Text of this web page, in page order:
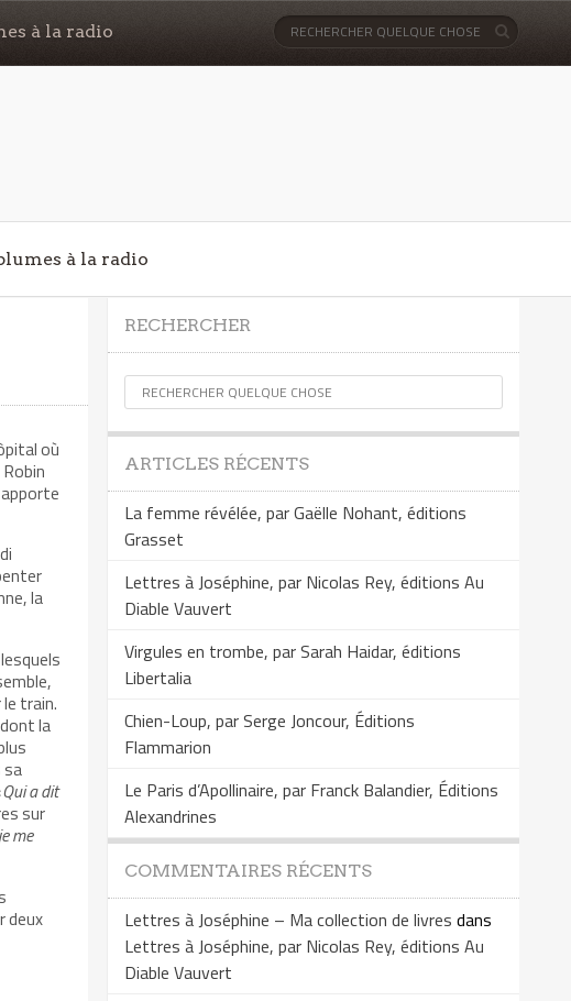
à la radio
à la radio
où
la
train.
dont la
sa
Qui a dit
sur
me
deux
RECHERCHER
ARTICLES RÉCENTS
La femme révélée, par Gaëlle Nohant, éditions
Grasset
Lettres à Joséphine, par Nicolas Rey, éditions Au
Diable Vauvert
Virgules en trombe, par Sarah Haidar, éditions
Libertalia
Chien-Loup, par Serge Joncour, Éditions
Flammarion
Le Paris d’Apollinaire, par Franck Balandier, Éditions
Alexandrines
COMMENTAIRES RÉCENTS
Lettres à Joséphine – Ma collection de livres dans
Lettres à Joséphine, par Nicolas Rey, éditions Au
Diable Vauvert